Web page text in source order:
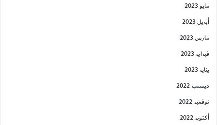
مايو 2023
أبريل 2023
مارس 2023
فبراير 2023
يناير 2023
ديسمبر 2022
نوفمبر 2022
أكتوبر 2022